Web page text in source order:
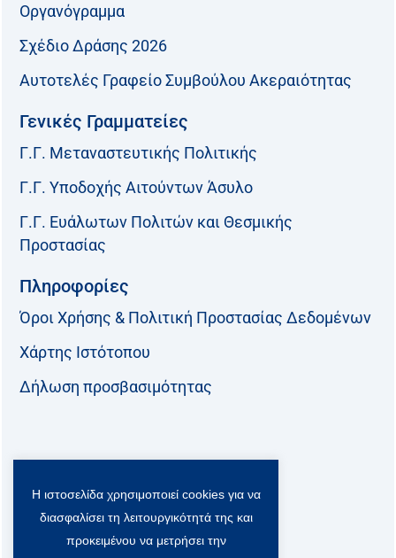
Οργανόγραμμα
Σχέδιο Δράσης 2026
Αυτοτελές Γραφείο Συμβούλου Ακεραιότητας
Γενικές Γραμματείες
Γ.Γ. Μεταναστευτικής Πολιτικής
Γ.Γ. Υποδοχής Αιτούντων Άσυλο
Γ.Γ. Ευάλωτων Πολιτών και Θεσμικής
Προστασίας
Πληροφορίες
Όροι Χρήσης & Πολιτική Προστασίας Δεδομένων
Χάρτης Ιστότοπου
Δήλωση προσβασιμότητας
F
a
T
w
i
t
L
i
n
k
Y
o
u
t
Viber Community:
Η ιστοσελίδα χρησιμοποιεί cookies για να
διασφαλίσει τη λειτουργικότητά της και
προκειμένου να μετρήσει την